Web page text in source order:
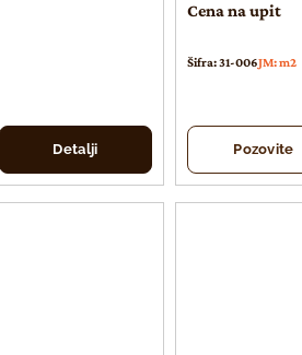
Detalji
Cena na upit
Šifra: 31-006JM: m2
Pozovite